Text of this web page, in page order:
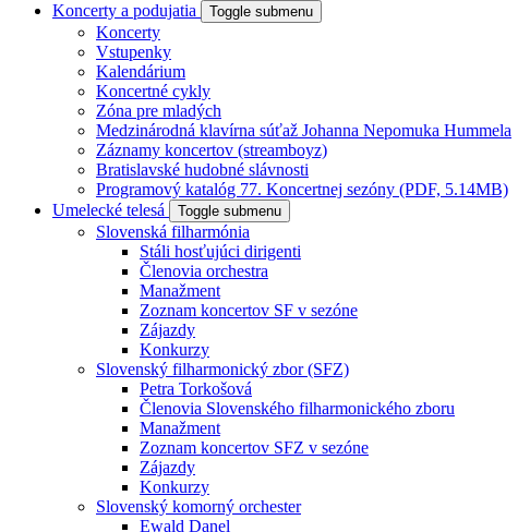
Koncerty a podujatia
Toggle submenu
Koncerty
Vstupenky
Kalendárium
Koncertné cykly
Zóna pre mladých
Medzinárodná klavírna súťaž Johanna Nepomuka Hummela
Záznamy koncertov (streamboyz)
Bratislavské hudobné slávnosti
Programový katalóg 77. Koncertnej sezóny (PDF, 5.14MB)
Umelecké telesá
Toggle submenu
Slovenská filharmónia
Stáli hosťujúci dirigenti
Členovia orchestra
Manažment
Zoznam koncertov SF v sezóne
Zájazdy
Konkurzy
Slovenský filharmonický zbor (SFZ)
Petra Torkošová
Členovia Slovenského filharmonického zboru
Manažment
Zoznam koncertov SFZ v sezóne
Zájazdy
Konkurzy
Slovenský komorný orchester
Ewald Danel